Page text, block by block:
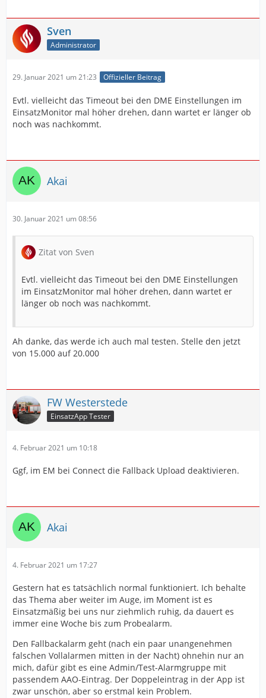
Sven
Administrator
29. Januar 2021 um 21:23 Offizieller Beitrag
Evtl. vielleicht das Timeout bei den DME Einstellungen im
EinsatzMonitor mal höher drehen, dann wartet er länger ob
noch was nachkommt.
Akai
30. Januar 2021 um 08:56
Zitat von Sven
Evtl. vielleicht das Timeout bei den DME Einstellungen
im EinsatzMonitor mal höher drehen, dann wartet er
länger ob noch was nachkommt.
Ah danke, das werde ich auch mal testen. Stelle den jetzt
von 15.000 auf 20.000
FW Westerstede
EinsatzApp Tester
4. Februar 2021 um 10:18
Ggf, im EM bei Connect die Fallback Upload deaktivieren.
Akai
4. Februar 2021 um 17:27
Gestern hat es tatsächlich normal funktioniert. Ich behalte
das Thema aber weiter im Auge, im Moment ist es
Einsatzmäßig bei uns nur ziehmlich ruhig, da dauert es
immer eine Woche bis zum Probealarm.
Den Fallbackalarm geht (nach ein paar unangenehmen
falschen Vollalarmen mitten in der Nacht) ohnehin nur an
mich, dafür gibt es eine Admin/Test-Alarmgruppe mit
passendem AAO-Eintrag. Der Doppeleintrag in der App ist
zwar unschön, aber so erstmal kein Problem.